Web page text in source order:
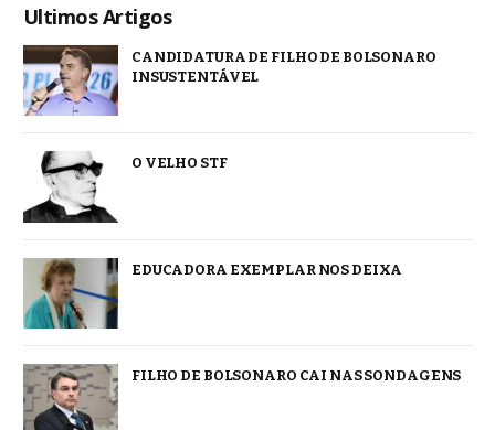
Ultimos Artigos
CANDIDATURA DE FILHO DE BOLSONARO
INSUSTENTÁVEL
O VELHO STF
EDUCADORA EXEMPLAR NOS DEIXA
FILHO DE BOLSONARO CAI NAS SONDAGENS